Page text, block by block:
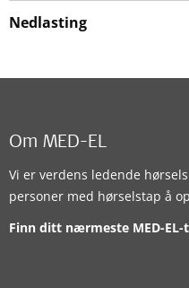
Nedlasting
Om MED-EL
Vi er verdens ledende
personer med hørselstap å
Finn ditt nærmeste MED-EL-